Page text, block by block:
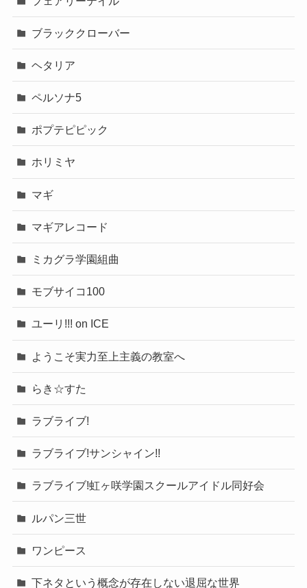
ブラッククローバー
ヘタリア
ペルソナ5
ポプテピピック
ホリミヤ
マギ
マギアレコード
ミカグラ学園組曲
モブサイコ100
ユーリ!!! on ICE
ようこそ実力至上主義の教室へ
らき☆すた
ラブライブ!
ラブライブ!サンシャイン!!
ラブライブ!虹ヶ咲学園スクールアイドル同好会
ルパン三世
ワンピース
下ネタという概念が存在しない退屈な世界